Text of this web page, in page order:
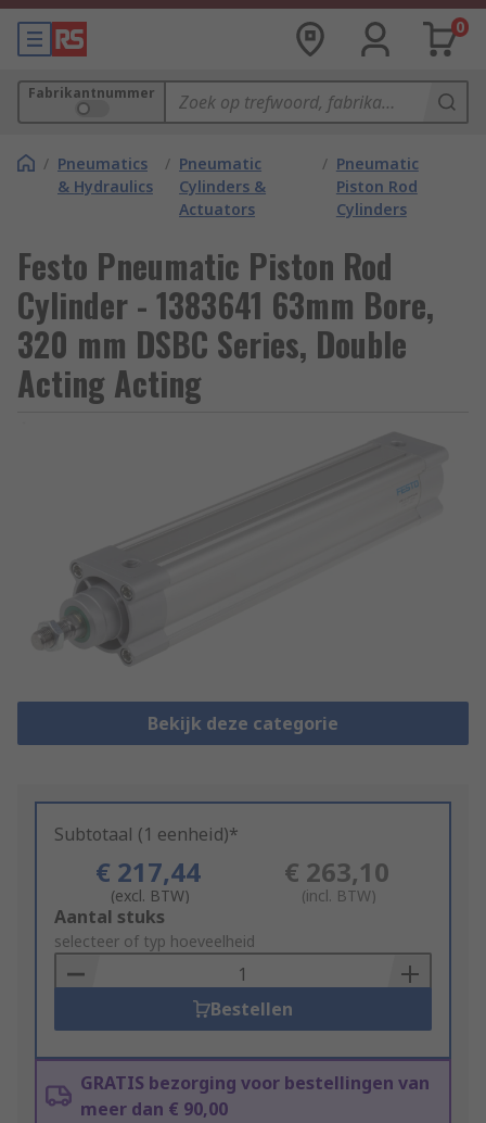
0
Fabrikantnummer
/ Pneumatics
& Hydraulics
/ Pneumatic
Cylinders &
Actuators
/ Pneumatic
Piston Rod
Cylinders
Festo Pneumatic Piston Rod
Cylinder - 1383641 63mm Bore,
320 mm DSBC Series, Double
Acting Acting
Bekijk deze categorie
Subtotaal (1 eenheid)*
€ 217,44
(excl. BTW)
€ 263,10
(incl. BTW)
Add
to
Basket
Aantal stuks
selecteer of typ hoeveelheid
Bestellen
GRATIS bezorging voor bestellingen van
meer dan € 90,00